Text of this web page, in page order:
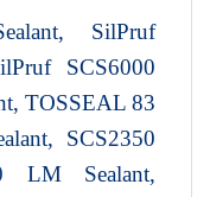
SilPruf
SCS6000
TOSSEAL 83
SCS2350
LM Sealant,